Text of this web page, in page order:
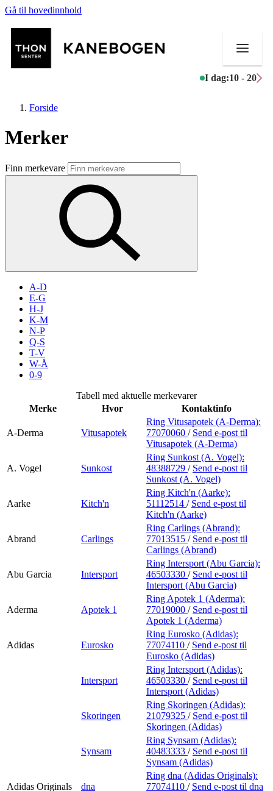
Gå til hovedinnhold
I dag:10 - 20
Butikker
Mat og drikke
Aktiviteter
Inspirasjon
Søk
Praktisk informasjon
Ledige stillinger
Finn frem
Forside
Merker
Finn merkevare
A-D
E-G
H-J
K-M
N-P
Q-S
T-V
W-Å
0-9
Tabell med aktuelle merkevarer
Merke
Hvor Kontaktinfo
A-Derma Vitusapotek
Ring Vitusapotek (A-Derma):
77070060 / Send e-post til
Vitusapotek (A-Derma)
A. Vogel Sunkost
Ring Sunkost (A. Vogel):
48388729 / Send e-post til
Sunkost (A. Vogel)
Aarke Kitch'n
Ring Kitch'n (Aarke):
51112514 / Send e-post til
Kitch'n (Aarke)
Abrand Carlings
Ring Carlings (Abrand):
77013515 / Send e-post til
Carlings (Abrand)
Abu Garcia Intersport
Ring Intersport (Abu Garcia):
46503330 / Send e-post til
Intersport (Abu Garcia)
Aderma Apotek 1
Ring Apotek 1 (Aderma):
77019000 / Send e-post til
Apotek 1 (Aderma)
Adidas Eurosko
Ring Eurosko (Adidas):
77074110 / Send e-post til
Eurosko (Adidas)
Intersport
Ring Intersport (Adidas):
46503330 / Send e-post til
Intersport (Adidas)
Skoringen
Ring Skoringen (Adidas):
21079325 / Send e-post til
Skoringen (Adidas)
Synsam
Ring Synsam (Adidas):
40483333 / Send e-post til
Synsam (Adidas)
Adidas Originals dna
Ring dna (Adidas Originals):
77074110 / Send e-post til dna